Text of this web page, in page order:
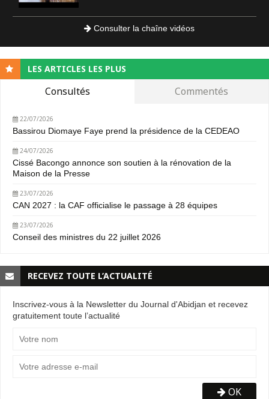
Consulter la chaîne vidéos
LES ARTICLES LES PLUS
Consultés Commentés
22/07/2026
Bassirou Diomaye Faye prend la présidence de la CEDEAO
24/07/2026
Cissé Bacongo annonce son soutien à la rénovation de la
Maison de la Presse
23/07/2026
CAN 2027 : la CAF officialise le passage à 28 équipes
23/07/2026
Conseil des ministres du 22 juillet 2026
RECEVEZ TOUTE L’ACTUALITÉ
Inscrivez-vous à la Newsletter du Journal d'Abidjan et recevez
gratuitement toute l’actualité
OK